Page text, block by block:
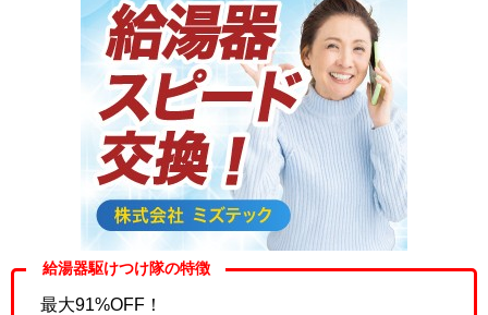
給湯器駆けつけ隊の特徴
最大91%OFF！